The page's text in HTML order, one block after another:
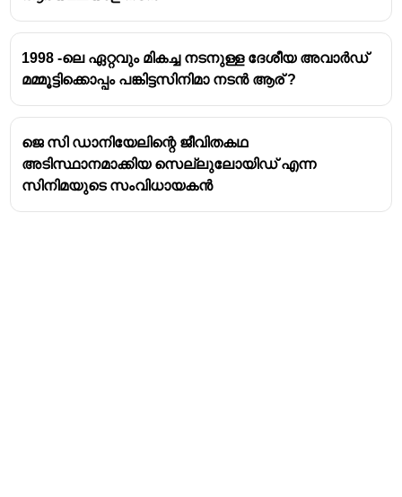
1998 -ലെ ഏറ്റവും മികച്ച നടനുള്ള ദേശീയ അവാർഡ്
മമ്മൂട്ടിക്കൊപ്പം പങ്കിട്ടസിനിമാ നടൻ ആര് ?
ജെ സി ഡാനിയേലിന്റെ ജീവിതകഥ
അടിസ്ഥാനമാക്കിയ സെല്ലുലോയിഡ് എന്ന
സിനിമയുടെ സംവിധായകൻ